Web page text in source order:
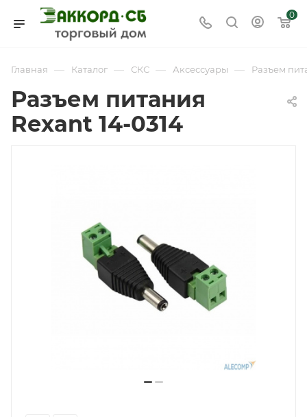
0
Главная — Каталог — СКС — Аксессуары — Разъем
Разъем питания
Rexant 14-0314